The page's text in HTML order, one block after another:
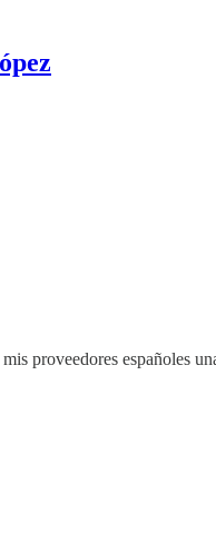
proveedores españoles